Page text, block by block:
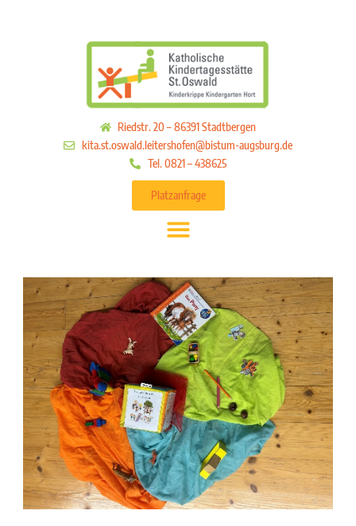
Riedstr. 20 – 86391 Stadtbergen
kita.st.oswald.leitershofen@bistum-augsburg.de
Tel. 0821 – 438625
Platzanfrage